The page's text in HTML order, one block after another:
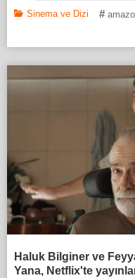
Sinema ve Dizi #
Haluk Bilginer ve
Yana, Netflix'te